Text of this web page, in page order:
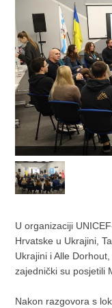
U organizaciji
Hrvatske u Ukrajini,
Ukrajini i Alle
zajednički su posjetili
Nakon razgovora s